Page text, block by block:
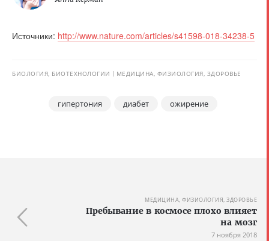
Источники: http://www.nature.com/articles/s41598-018-34238-5
БИОЛОГИЯ, БИОТЕХНОЛОГИИ МЕДИЦИНА, ФИЗИОЛОГИЯ, ЗДОРОВЬЕ
гипертония диабет ожирение
МЕДИЦИНА, ФИЗИОЛОГИЯ, ЗДОРОВЬЕ
Пребывание в космосе плохо влияет
на мозг
7 ноября 2018